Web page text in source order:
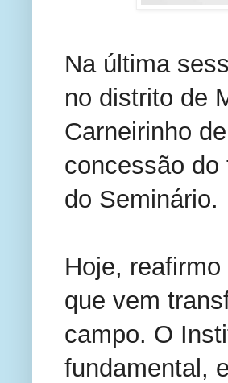
Na última
no distrito de
Carneirinho
concessão
do Seminário.
Hoje,
que vem
campo. O
fundamental,